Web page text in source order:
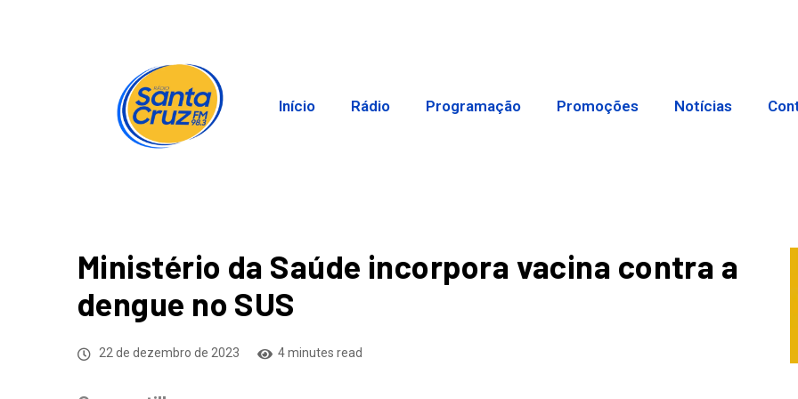
Início Rádio Programação Promoções Notícias
Ministério da Saúde incorpora vacina contra a
dengue no SUS
22 de dezembro de 2023 4 minutes read